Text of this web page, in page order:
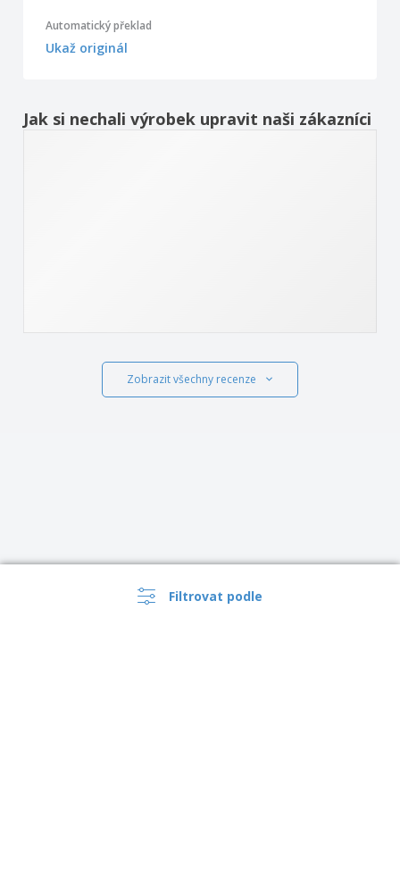
Filtrovat podle
Automatický překlad
Ukaž originál
Jak si nechali výrobek upravit naši zákazníci
Zobrazit všechny recenze